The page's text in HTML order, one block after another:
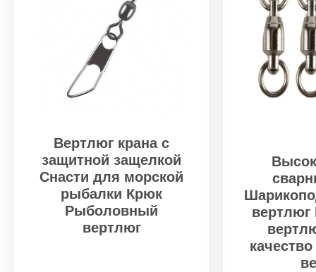
Вертлюг крана с
защитной защелкой
Снасти для морской
рыбалки Крюк
Рыболовный
вертлюг